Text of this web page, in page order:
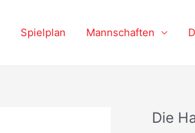
Spielplan Mannschaften
Die